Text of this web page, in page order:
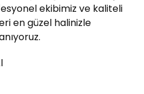
ekibimiz ve kaliteli
en güzel halinizle